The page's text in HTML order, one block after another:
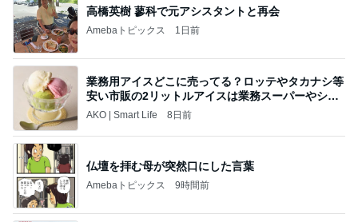
高橋英樹 蓼科で元アシスタントと再会
Amebaトピックス 1日前
業務用アイスどこに売ってる？ロッテやタカナシ等
安い市販の2リットルアイスは業務スーパーやシャ
トレ
AKO | Smart Life 8日前
仏壇を拝む母が突然口にした言葉
Amebaトピックス 9時間前